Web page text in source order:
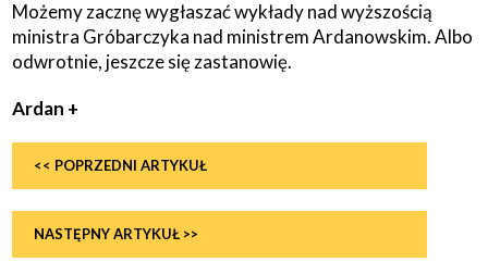
Możemy zacznę wygłaszać wykłady nad wyższością
ministra Gróbarczyka nad ministrem Ardanowskim. Albo
odwrotnie, jeszcze się zastanowię.
Ardan +
<< POPRZEDNI ARTYKUŁ
NASTĘPNY ARTYKUŁ >>